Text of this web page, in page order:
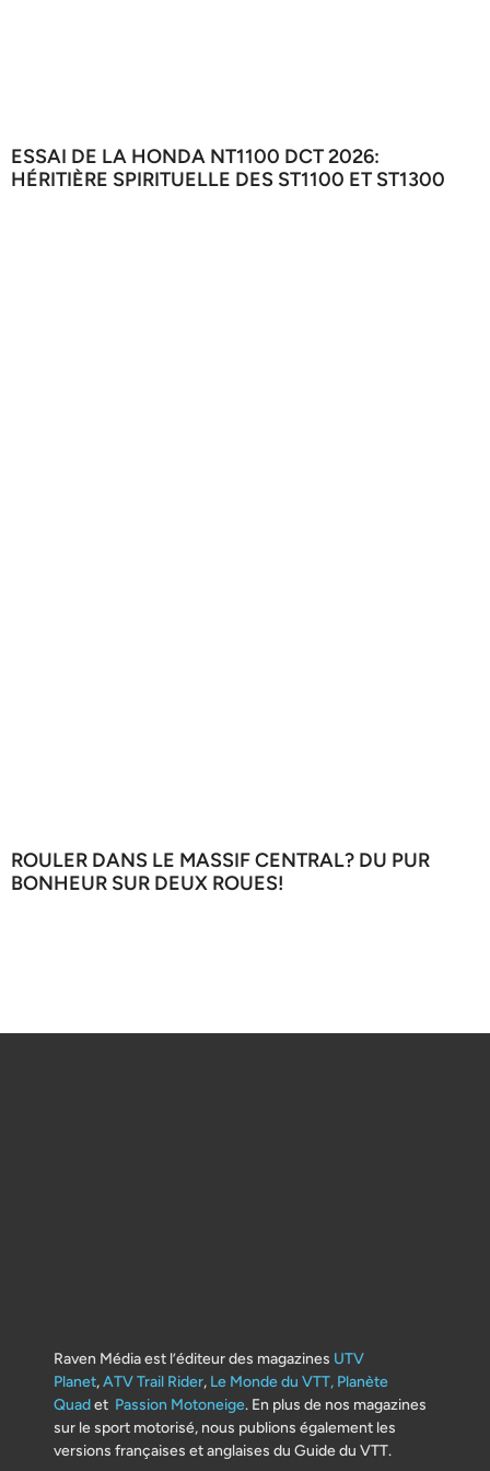
ESSAI DE LA HONDA NT1100 DCT 2026:
HÉRITIÈRE SPIRITUELLE DES ST1100 ET ST1300
ROULER DANS LE MASSIF CENTRAL? DU PUR
BONHEUR SUR DEUX ROUES!
Raven Média est l’éditeur des magazines UTV
Planet,ATV Trail Rider, Le Monde du VTT, Planète
Quadet Passion Motoneige. En plus de nos magazines
sur le sport motorisé, nous publions également les
versions françaises et anglaises du Guide du VTT.